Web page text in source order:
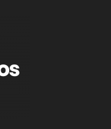
Nigeria,